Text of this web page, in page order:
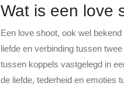
Wat is een love
Een love shoot, ook wel
liefde en verbinding tussen
tussen koppels vastgelegd in
de liefde, tederheid en emoties